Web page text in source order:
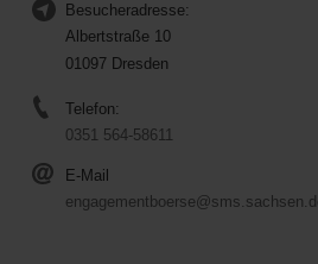
Besucheradresse:
Albertstraße 10
01097 Dresden
Telefon:
0351 564-58611
E-Mail